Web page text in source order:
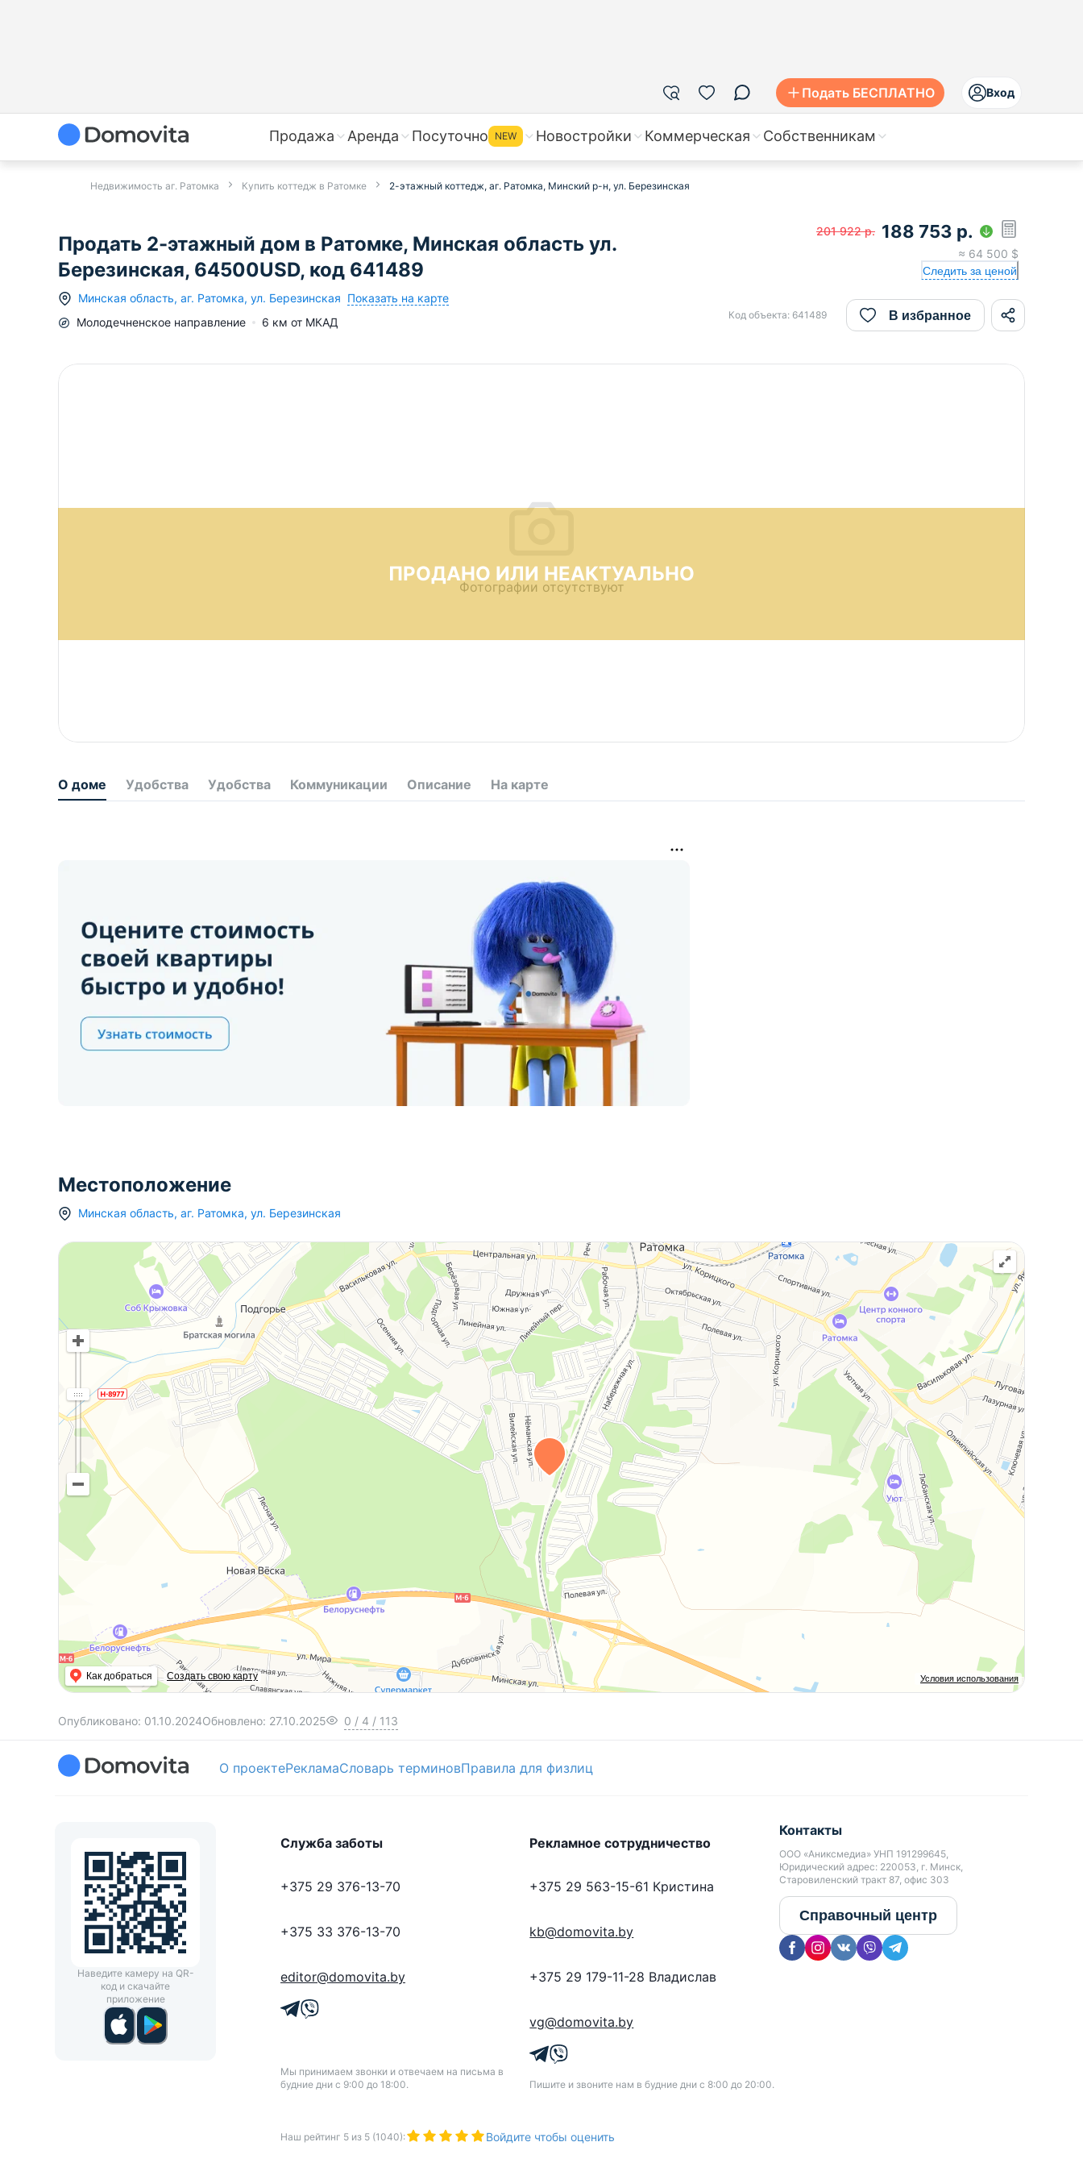
Подать БЕСПЛАТНО Вход
Продажа Аренда Посуточно NEW Новостройки Коммерческая Собственникам
Недвижимость аг. Ратомка Купить коттедж в Ратомке 2-этажный коттедж, аг. Ратомка, Минский р-н, ул. Березинская
Продать 2-этажный дом в Ратомке, Минская область ул.
Березинская, 64500USD, код 641489
Минская область, аг. Ратомка, ул. Березинская Показать на карте
Молодечненское направление 6 км от МКАД
201 922 р. 188 753 р.
≈ 64 500 $
Следить за ценой
Код объекта: 641489 В избранное
ПРОДАНО ИЛИ НЕАКТУАЛЬНО
Фотографии отсутствуют
О доме Удобства Удобства Коммуникации Описание На карте
Местоположение
Минская область, аг. Ратомка, ул. Березинская
Условия использования
Как добраться Создать свою карту
Опубликовано: 01.10.2024Обновлено: 27.10.2025 0 / 4 / 113
О проектеРекламаСловарь терминовПравила для физлиц
Наведите камеру на QR-
код и скачайте
приложение
Служба заботы
+375 29 376-13-70
+375 33 376-13-70
editor@domovita.by
Мы принимаем звонки и отвечаем на письма в
будние дни с 9:00 до 18:00.
Рекламное сотрудничество
+375 29 563-15-61 Кристина
kb@domovita.by
+375 29 179-11-28 Владислав
vg@domovita.by
Пишите и звоните нам в будние дни с 8:00 до 20:00.
Контакты
ООО «Аниксмедиа» УНП 191299645,
Юридический адрес: 220053, г. Минск,
Старовиленский тракт 87, офис 303
Справочный центр
Наш рейтинг 5 из 5 (1040): Войдите чтобы оценить